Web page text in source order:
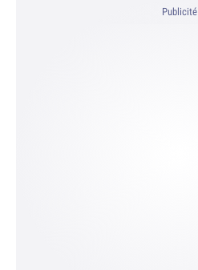
Publicité